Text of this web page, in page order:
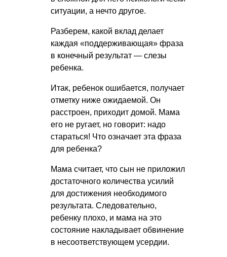
ситуации, а нечто другое.
Разберем, какой вклад делает
каждая «поддерживающая» фраза
в конечный результат — слезы
ребенка.
Итак, ребенок ошибается, получает
отметку ниже ожидаемой. Он
расстроен, приходит домой. Мама
его не ругает, но говорит: надо
стараться! Что означает эта фраза
для ребенка?
Мама считает, что сын не приложил
достаточного количества усилий
для достижения необходимого
результата. Следовательно,
ребенку плохо, и мама на это
состояние накладывает обвинение
в несоответствующем усердии.